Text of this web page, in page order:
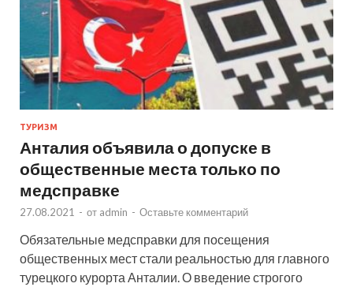
ТУРИЗМ
Анталия объявила о допуске в
общественные места только по
медсправке
27.08.2021 - от admin - Оставьте комментарий
Обязательные медсправки для посещения
общественных мест стали реальностью для главного
турецкого курорта Анталии. О введение строгого